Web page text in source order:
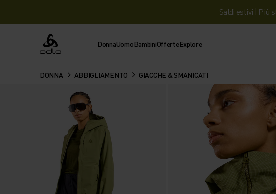
Saldi estivi | Più
Odlo DonnaUomoBambiniOfferteExplore
DONNA ABBIGLIAMENTO GIACCHE & SMANICATI